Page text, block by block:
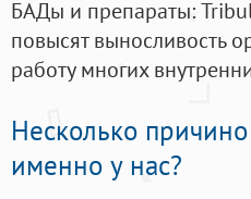
БАДы и препараты:
повысят выносливость
работу многих
Несколько
именно у нас?